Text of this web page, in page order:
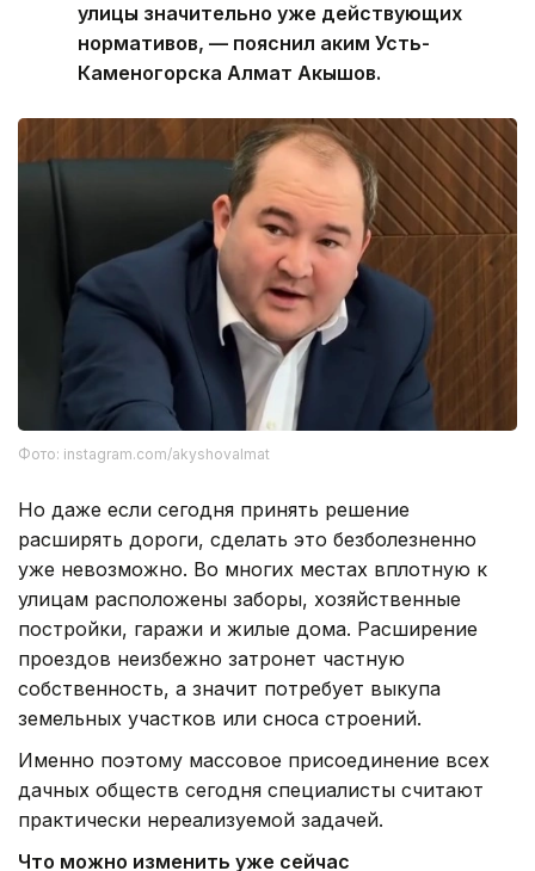
улицы значительно уже действующих
нормативов, — пояснил аким Усть-
Каменогорска Алмат Акышов.
Фото: instagram.com/akyshovalmat
Но даже если сегодня принять решение
расширять дороги, сделать это безболезненно
уже невозможно. Во многих местах вплотную к
улицам расположены заборы, хозяйственные
постройки, гаражи и жилые дома. Расширение
проездов неизбежно затронет частную
собственность, а значит потребует выкупа
земельных участков или сноса строений.
Именно поэтому массовое присоединение всех
дачных обществ сегодня специалисты считают
практически нереализуемой задачей.
Что можно изменить уже сейчас